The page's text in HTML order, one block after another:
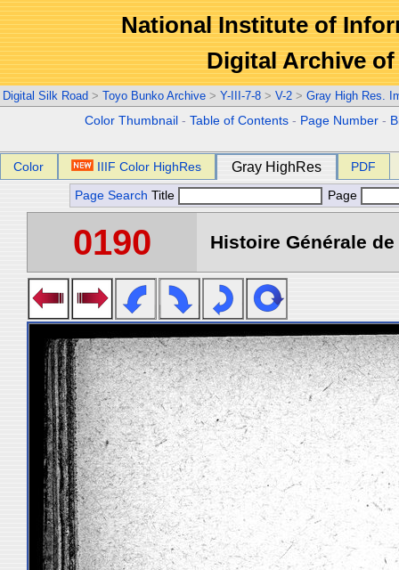
National Institute of
Digital Archive
Digital Silk Road > Toyo Bunko Archive > Y-III-7-8 > V-2 > Gray High Res.
Color Thumbnail -Table of Contents - Page Number -
Color IIIF Color HighRes Gray HighRes PDF
Page Search Title Page
0190 Histoire Générale